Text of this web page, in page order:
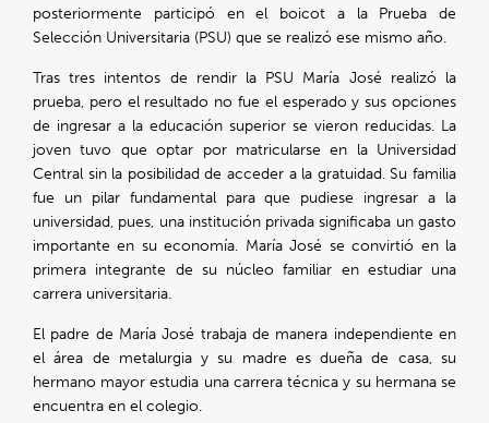
posteriormente participó en el boicot a la Prueba de
Selección Universitaria (PSU) que se realizó ese mismo año.
Tras tres intentos de rendir la PSU María José realizó la
prueba, pero el resultado no fue el esperado y sus opciones
de ingresar a la educación superior se vieron reducidas. La
joven tuvo que optar por matricularse en la Universidad
Central sin la posibilidad de acceder a la gratuidad. Su familia
fue un pilar fundamental para que pudiese ingresar a la
universidad, pues, una institución privada significaba un gasto
importante en su economía. María José se convirtió en la
primera integrante de su núcleo familiar en estudiar una
carrera universitaria.
El padre de María José trabaja de manera independiente en
el área de metalurgia y su madre es dueña de casa, su
hermano mayor estudia una carrera técnica y su hermana se
encuentra en el colegio.